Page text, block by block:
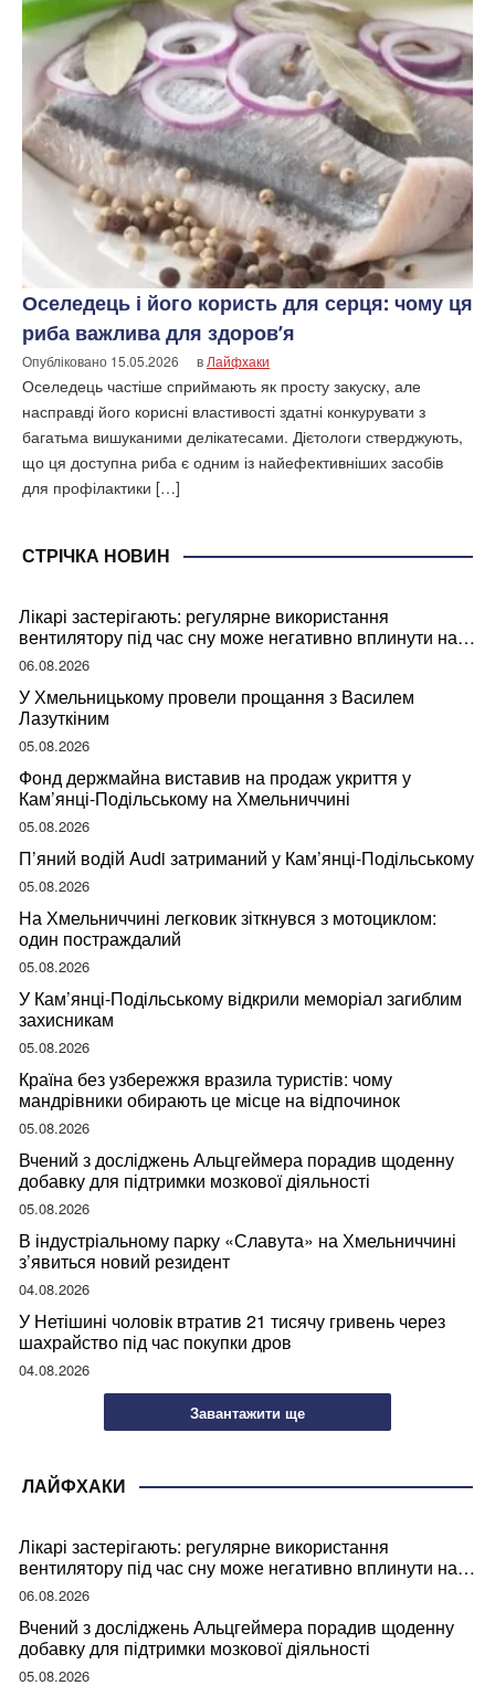
Оселедець і його користь для серця: чому ця
риба важлива для здоров’я
Опубліковано 15.05.2026 в Лайфхаки
Оселедець частіше сприймають як просту закуску, але
насправді його корисні властивості здатні конкурувати з
багатьма вишуканими делікатесами. Дієтологи стверджують,
що ця доступна риба є одним із найефективніших засобів
для профілактики […]
СТРІЧКА НОВИН
Лікарі застерігають: регулярне використання
вентилятору під час сну може негативно вплинути на
ваше здоров’я
06.08.2026
У Хмельницькому провели прощання з Василем
Лазуткіним
05.08.2026
Фонд держмайна виставив на продаж укриття у
Кам’янці-Подільському на Хмельниччині
05.08.2026
П’яний водій Audi затриманий у Кам’янці-Подільському
05.08.2026
На Хмельниччині легковик зіткнувся з мотоциклом:
один постраждалий
05.08.2026
У Кам’янці-Подільському відкрили меморіал загиблим
захисникам
05.08.2026
Країна без узбережжя вразила туристів: чому
мандрівники обирають це місце на відпочинок
05.08.2026
Вчений з досліджень Альцгеймера порадив щоденну
добавку для підтримки мозкової діяльності
05.08.2026
В індустріальному парку «Славута» на Хмельниччині
з’явиться новий резидент
04.08.2026
У Нетішині чоловік втратив 21 тисячу гривень через
шахрайство під час покупки дров
04.08.2026
Завантажити ще
ЛАЙФХАКИ
Лікарі застерігають: регулярне використання
вентилятору під час сну може негативно вплинути на
ваше здоров’я
06.08.2026
Вчений з досліджень Альцгеймера порадив щоденну
добавку для підтримки мозкової діяльності
05.08.2026